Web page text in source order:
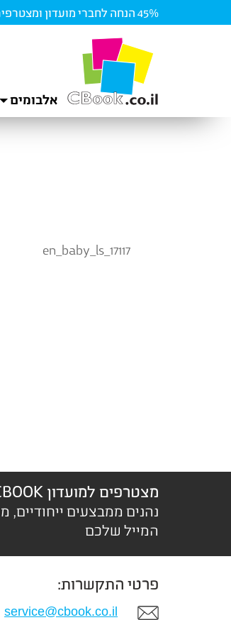
45% הנחה לחברי מועדון ומצטרפים חדשים |
אלבומים
en_baby_ls_17117
מצטרפים למועדון CBOOK
נהנים ממבצעים
המייל שלכם
פרטי התקשרות:
service@cbook.co.il